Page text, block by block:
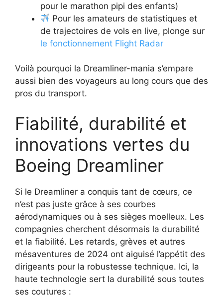
pour le marathon pipi des enfants)
Pour les amateurs de statistiques et
de trajectoires de vols en live, plonge sur
le fonctionnement Flight Radar
Voilà pourquoi la Dreamliner-mania s’empare
aussi bien des voyageurs au long cours que des
pros du transport.
Fiabilité, durabilité et
innovations vertes du
Boeing Dreamliner
Si le Dreamliner a conquis tant de cœurs, ce
n’est pas juste grâce à ses courbes
aérodynamiques ou à ses sièges moelleux. Les
compagnies cherchent désormais la durabilité
et la fiabilité. Les retards, grèves et autres
mésaventures de 2024 ont aiguisé l’appétit des
dirigeants pour la robustesse technique. Ici, la
haute technologie sert la durabilité sous toutes
ses coutures :